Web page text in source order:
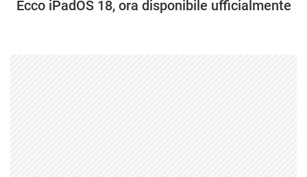
Ecco iPadOS 18, ora disponibile ufficialmente